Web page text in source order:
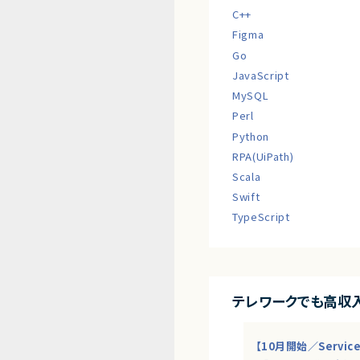
C++
Figma
Go
JavaScript
MySQL
Perl
Python
RPA(UiPath)
Scala
Swift
TypeScript
テレワークでも高収
【10月開始／